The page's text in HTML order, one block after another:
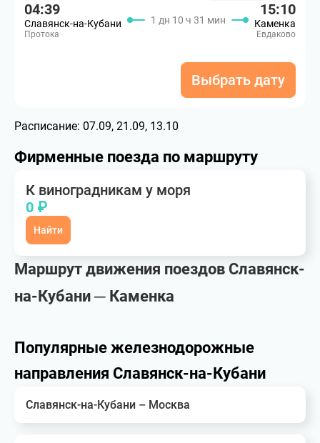
04:39
Славянск-на-Кубани
Протока
1 дн 10 ч 31 мин
15:10
Каменка
Евдаково
Выбрать дату
Расписание: 07.09, 21.09, 13.10
Фирменные поезда по маршруту
К виноградникам у моря
0 ₽
Найти
Маршрут движения поездов Славянск-
на-Кубани ─ Каменка
Популярные железнодорожные
направления Славянск-на-Кубани
Славянск-на-Кубани – Москва